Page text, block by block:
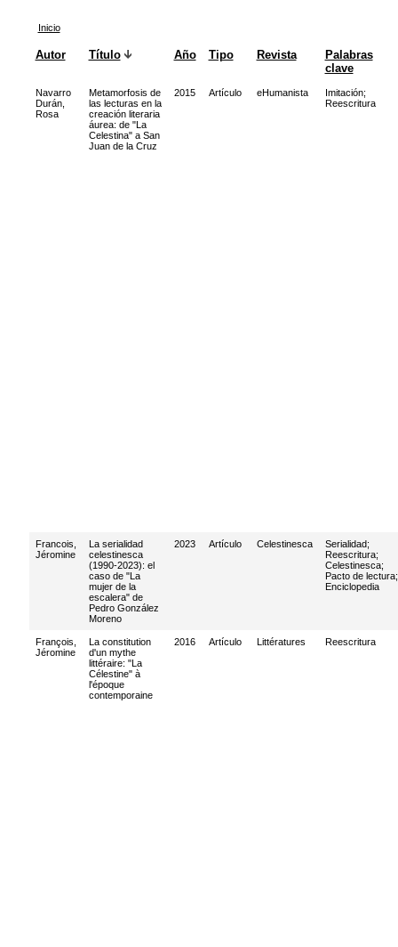
Inicio
Autor Título Año Tipo Revista
Palabras
clave
Navarro
Durán,
Rosa
Metamorfosis de
las lecturas en la
creación literaria
áurea: de "La
Celestina" a San
Juan de la Cruz
2015 Artículo eHumanista Imitación;
Reescritura
Francois,
Jéromine
La serialidad
celestinesca
(1990-2023): el
caso de "La
mujer de la
escalera" de
Pedro González
Moreno
2023 Artículo Celestinesca Serialidad;
Reescritura;
Celestinesca;
Pacto de lectura;
Enciclopedia
François,
Jéromine
La constitution
d'un mythe
littéraire: "La
Célestine" à
l'époque
contemporaine
2016 Artículo Littératures Reescritura